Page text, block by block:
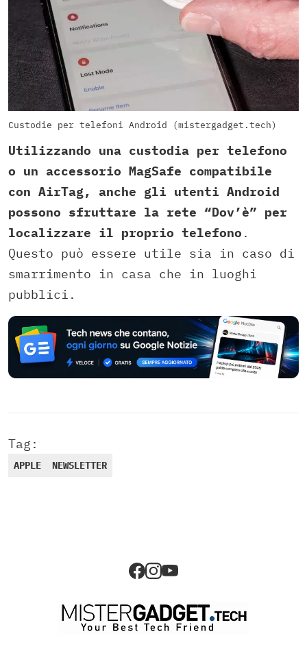
Custodie per telefoni Android (mistergadget.tech)
Utilizzando una custodia per telefono
o un accessorio MagSafe compatibile
con AirTag, anche gli utenti Android
possono sfruttare la rete “Dov’è” per
localizzare il proprio telefono .
Questo può essere utile sia in caso di
smarrimento in casa che in luoghi
pubblici.
Tag:
APPLE NEWSLETTER